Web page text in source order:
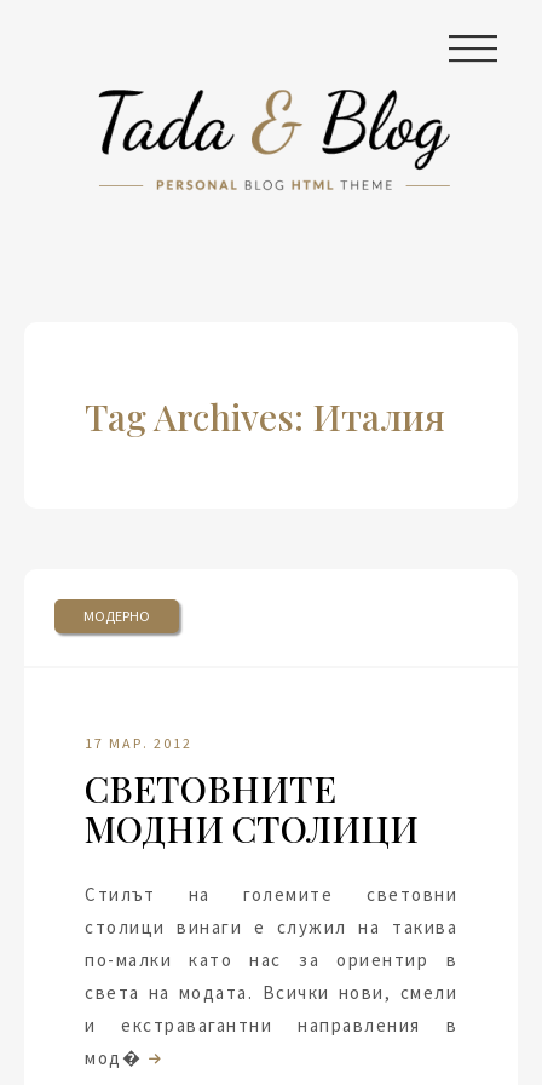
|||
Tag Archives: Италия
МОДЕРНО
17 МАР. 2012
СВЕТОВНИТЕ
МОДНИ СТОЛИЦИ
Стилът на големите световни
столици винаги е служил на такива
по-малки като нас за ориентир в
света на модата. Всички нови, смели
и екстравагантни направления в
мод�